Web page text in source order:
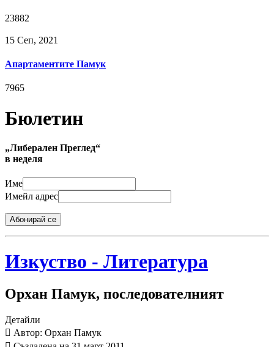
23882
15 Сeп, 2021
Апартаментите Памук
7965
Бюлетин
„Либерален Преглед“
в неделя
Име
Имейл адрес
Абонирай се
Изкуство - Литература
Орхан Памук, последователният
Детайли
Автор: Орхан Памук